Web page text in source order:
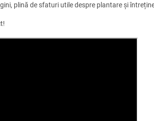
plină de sfaturi utile despre plantare și